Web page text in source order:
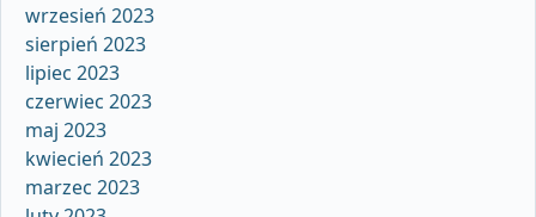
wrzesień 2023
sierpień 2023
lipiec 2023
czerwiec 2023
maj 2023
kwiecień 2023
marzec 2023